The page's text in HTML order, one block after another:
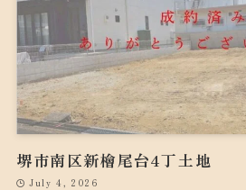
堺市南区新檜尾台4丁土地
July 4, 2026